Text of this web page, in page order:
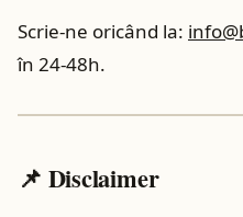
Scrie-ne oricând la:
în 24-48h.
📌 Disclaimer